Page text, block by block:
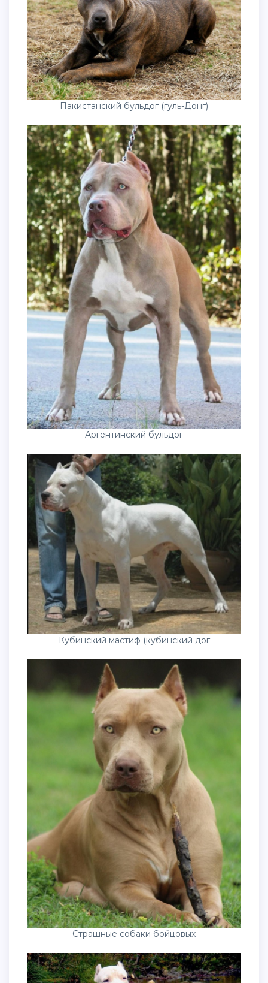
Пакистанский бульдог (гуль-Донг)
Аргентинский бульдог
Кубинский мастиф (кубинский дог
Страшные собаки бойцовых